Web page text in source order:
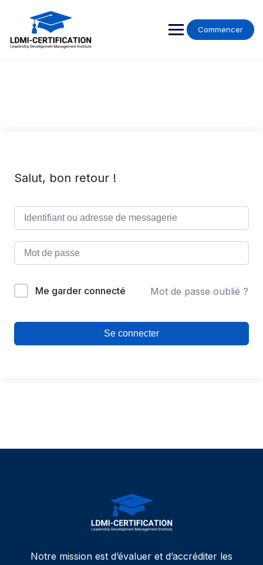
Commencer
Salut, bon retour !
Me garder connecté Mot de passe oublié ?
Se connecter
Notre mission est d’évaluer et d’accréditer les